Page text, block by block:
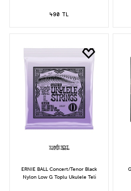
490 TL
ERNIE BALL Concert/Tenor Black
Nylon Low G Toplu Ukulele Teli